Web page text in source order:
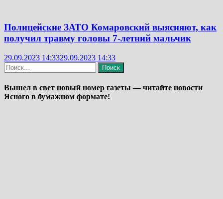
Полицейские ЗАТО Комаровский выясняют, как
получил травму головы 7-летний мальчик
29.09.2023 14:3329.09.2023 14:33
Найти:
Вышел в свет новый номер газеты — читайте новости
Ясного в бумажном формате!